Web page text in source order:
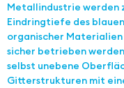
Metallindustrie
Eindringtiefe des
organischer Materialien
sicher betrieben
selbst unebene
Gitterstrukturen mit